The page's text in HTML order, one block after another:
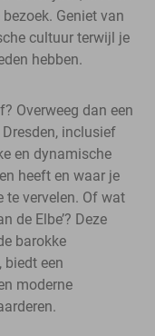
Geniet van
cultuur terwijl je
hebben.
Overweeg dan een
inclusief
en dynamische
heeft en waar je
te vervelen. Of wat
de Elbe’? Deze
barokke
biedt een
moderne